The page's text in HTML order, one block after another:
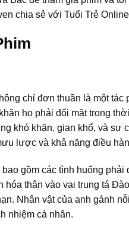
chia sẻ với Tuổi Trẻ
chỉ đơn thuần là một
họ phải đối mặt trong
khó khăn, gian khổ, và sự
lược và khả năng điều
bao gồm các tình huống
hóa thân vào vai trung tá
Nhân vật của anh gánh
nhiệm cá nhân.